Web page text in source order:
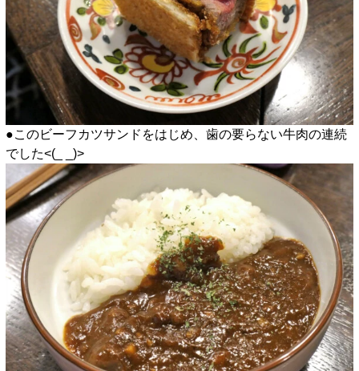
●このビーフカツサンドをはじめ、歯の要らない牛肉の連続
でした<(_ _)>